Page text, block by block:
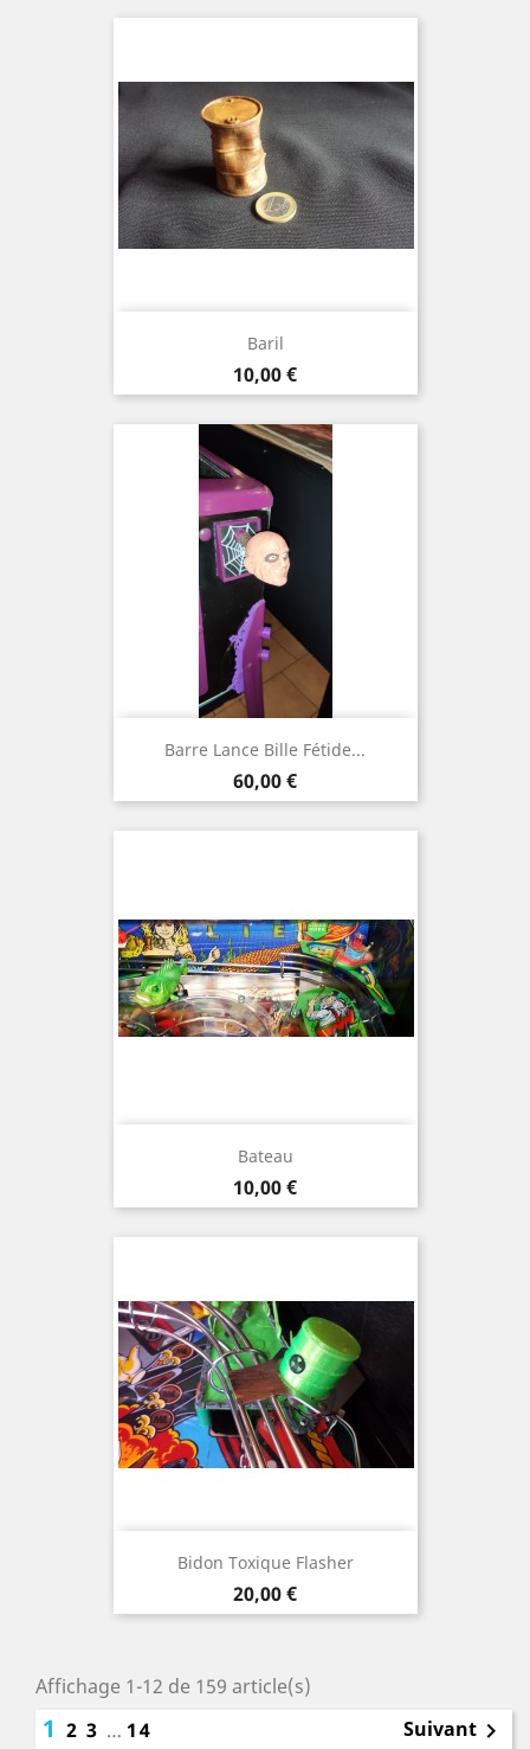
Baril
Prix
10,00 €
Barre Lance Bille Fétide...
Prix
60,00 €
Bateau
Prix
10,00 €
Bidon Toxique Flasher
Prix
20,00 €
Affichage 1-12 de 159 article(s)
1 2 3 … 14 Suivant 